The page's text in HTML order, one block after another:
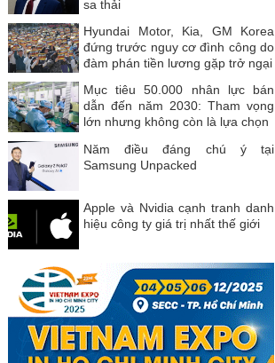
sa thải
Hyundai Motor, Kia, GM Korea
đứng trước nguy cơ đình công do
đàm phán tiền lương gặp trở ngại
Mục tiêu 50.000 nhân lực bán
dẫn đến năm 2030: Tham vọng
lớn nhưng không còn là lựa chọn
Năm điều đáng chú ý tại
Samsung Unpacked
Apple và Nvidia cạnh tranh danh
hiệu công ty giá trị nhất thế giới